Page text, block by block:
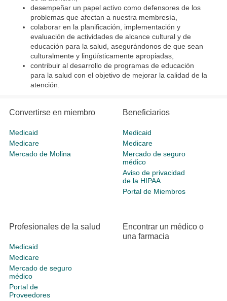
desempeñar un papel activo como defensores de los
problemas que afectan a nuestra membresía,
colaborar en la planificación, implementación y
evaluación de actividades de alcance cultural y de
educación para la salud, asegurándonos de que sean
culturalmente y lingüísticamente apropiadas,
contribuir al desarrollo de programas de educación
para la salud con el objetivo de mejorar la calidad de la
atención.
Convertirse en miembro
Medicaid
Medicare
Mercado de Molina
Beneficiarios
Medicaid
Medicare
Mercado de seguro
médico
Aviso de privacidad
de la HIPAA
Portal de Miembros
Profesionales de la salud
Medicaid
Medicare
Mercado de seguro
médico
Portal de
Proveedores
Encontrar un médico o
una farmacia